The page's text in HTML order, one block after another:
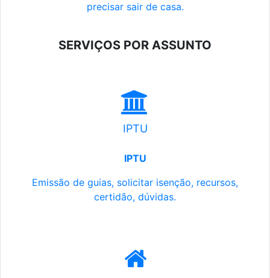
precisar sair de casa.
SERVIÇOS POR ASSUNTO
IPTU
IPTU
Emissão de guias, solicitar isenção, recursos,
certidão, dúvidas.